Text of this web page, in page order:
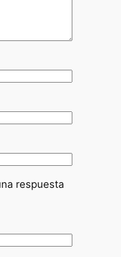
respuesta